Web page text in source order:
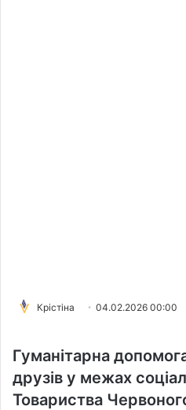
Крістіна 04.02.2026 00:00
Гуманітарна
друзів у межах
Товариства